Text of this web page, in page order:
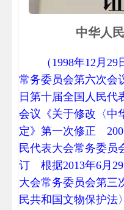
中华人
（1998年12月
常务委员会第六次会
日第十届全国人民代
会议《关于修改〈中
定》第一次修正
民代表大会常务委员
订 根据2013年6月
大会常务委员会第三
民共和国文物保护法